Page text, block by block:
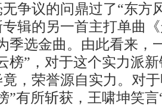
无争议的问鼎过了“东方
辑的另一首主打单曲
季选金曲。由此看来，
榜”，对于这个实力派
，荣誉源自实力。对
”有所斩获，王啸坤笑